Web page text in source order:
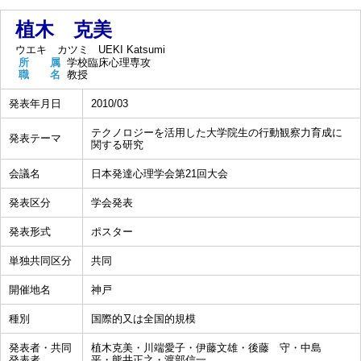
植木 克美
ウエキ カツミ
UEKI Katsumi
所 属 学校臨床心理専攻
職 名 教授
発表年月日 2010/03
発表テーマ
テクノロジーを活用した大学院生の行動観察力育成に
関する研究
会議名 日本発達心理学会第21回大会
発表区分 学会発表
発表形式 ポスター
単独共同区分 共同
開催地名 神戸
種別 国際的又は全国的規模
発表者・共同
植木克美・川端愛子・伊藤文雄・後藤 守・中島